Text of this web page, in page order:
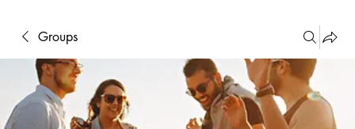
Groups